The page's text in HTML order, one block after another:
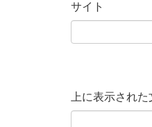
サイト
上に表示され